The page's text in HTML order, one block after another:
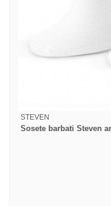
STEVEN
Sosete barbati Steven